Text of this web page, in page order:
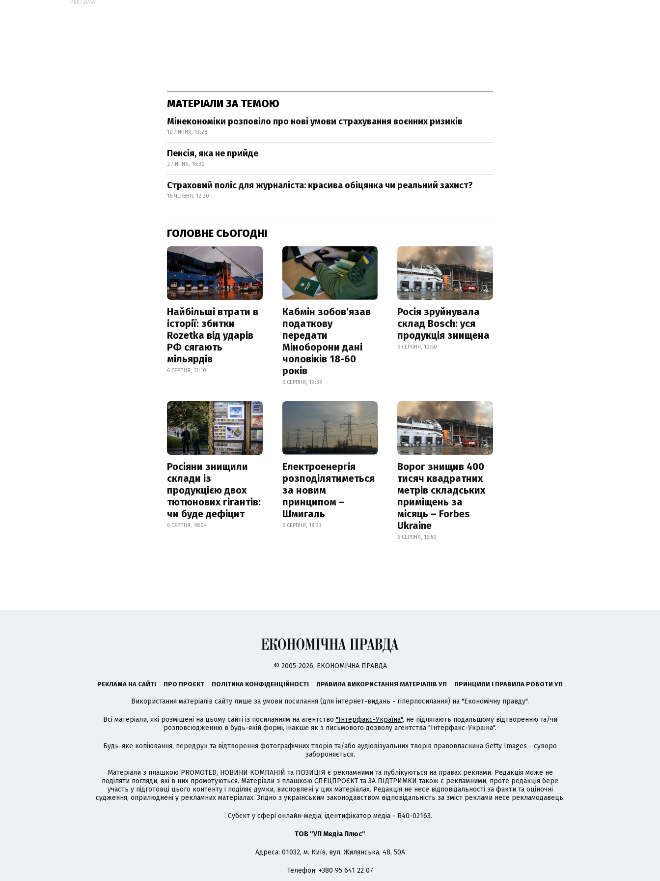
МАТЕРІАЛИ ЗА ТЕМОЮ
Мінекономіки розповіло про нові умови страхування воєнних ризиків
10 ЛИПНЯ, 13:28
Пенсія, яка не прийде
2 ЛИПНЯ, 16:30
Страховий поліс для журналіста: красива обіцянка чи реальний захист?
16 ЧЕРВНЯ, 12:30
ГОЛОВНЕ СЬОГОДНІ
Найбільші втрати в
історії: збитки
Rozetka від ударів
РФ сягають
мільярдів
6 СЕРПНЯ, 12:10
Кабмін зобовʼязав
податкову
передати
Міноборони дані
чоловіків 18-60
років
6 СЕРПНЯ, 19:39
Росія зруйнувала
склад Bosch: уся
продукція знищена
6 СЕРПНЯ, 10:50
Росіяни знищили
склади із
продукцією двох
тютюнових гігантів:
чи буде дефіцит
6 СЕРПНЯ, 18:04
Електроенергія
розподілятиметься
за новим
принципом –
Шмигаль
6 СЕРПНЯ, 18:23
Ворог знищив 400
тисяч квадратних
метрів складських
приміщень за
місяць – Forbes
Ukraine
6 СЕРПНЯ, 16:50
РЕКЛАМА:
© 2005-2026, ЕКОНОМІЧНА ПРАВДА
РЕКЛАМА НА САЙТІ ПРО ПРОЄКТ ПОЛІТИКА КОНФІДЕНЦІЙНОСТІ ПРАВИЛА ВИКОРИСТАННЯ МАТЕРІАЛІВ УП ПРИНЦИПИ І ПРАВИЛА РОБОТИ УП
Використання матеріалів сайту лише за умови посилання (для інтернет-видань - гіперпосилання) на "Економічну правду".
Всі матеріали, які розміщені на цьому сайті із посиланням на агентство "Інтерфакс-Україна", не підлягають подальшому відтворенню та/чи
розповсюдженню в будь-якій формі, інакше як з письмового дозволу агентства "Інтерфакс-Україна".
Будь-яке копіювання, передрук та відтворення фотографічних творів та/або аудіовізуальних творів правовласника Getty Images - суворо
забороняється.
Матеріали з плашкою PROMOTED, НОВИНИ КОМПАНІЙ та ПОЗИЦІЯ є рекламними та публікуються на правах реклами. Редакція може не
поділяти погляди, які в них промотуються. Матеріали з плашкою СПЕЦПРОЄКТ та ЗА ПІДТРИМКИ також є рекламними, проте редакція бере
участь у підготовці цього контенту і поділяє думки, висловлені у цих матеріалах. Редакція не несе відповідальності за факти та оціночні
судження, оприлюднені у рекламних матеріалах. Згідно з українським законодавством відповідальність за зміст реклами несе рекламодавець.
Cубєкт у сфері онлайн-медіа; ідентифікатор медіа - R40-02163.
ТОВ "УП Медіа Плюс"
Адреса: 01032, м. Київ, вул. Жилянська, 48, 50А
Телефон: +380 95 641 22 07